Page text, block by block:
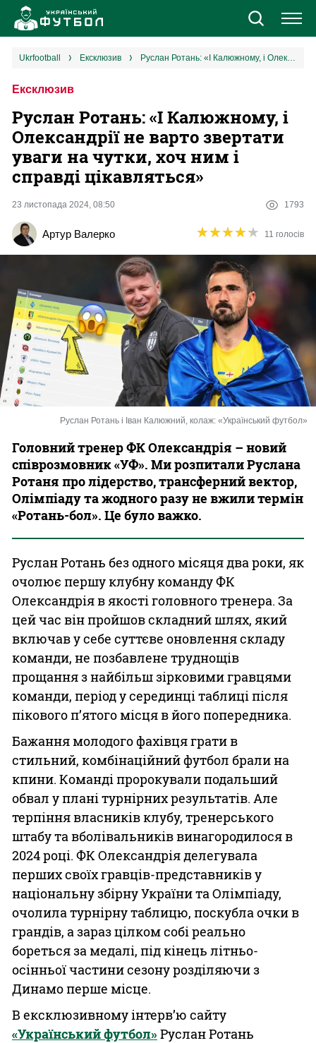
Новини
Єврокубки
УПЛ
Різне
Букмекери
Казино
ukrfootball ексклюзив Руслан Ротань: «І Калюжному, і Олександрії не варто звертати уваги на чутки, хоч ним і справді цікавляться»
Ексклюзив
Руслан Ротань: «І Калюжному, і
Олександрії не варто звертати
уваги на чутки, хоч ним і
справді цікавляться»
23 листопада 2024, 08:50 1793
Артур Валерко ★★★★★
★★★★★ 11 голосів
Руслан Ротань і Іван Калюжний, колаж: «Український футбол»
Головний тренер ФК Олександрія – новий
співрозмовник «УФ». Ми розпитали Руслана
Ротаня про лідерство, трансферний вектор,
Олімпіаду та жодного разу не вжили термін
«Ротань-бол». Це було важко.
Руслан Ротань без одного місяця два роки, як
очолює першу клубну команду ФК
Олександрія в якості головного тренера. За
цей час він пройшов складний шлях, який
включав у себе суттєве оновлення складу
команди, не позбавлене труднощів
прощання з найбільш зірковими гравцями
команди, період у серединці таблиці після
пікового п’ятого місця в його попередника.
Бажання молодого фахівця грати в
стильний, комбінаційний футбол брали на
кпини. Команді пророкували подальший
обвал у плані турнірних результатів. Але
терпіння власників клубу, тренерського
штабу та вболівальників винагородилося в
2024 році. ФК Олександрія делегувала
перших своїх гравців-представників у
національну збірну України та Олімпіаду,
очолила турнірну таблицю, поскубла очки в
грандів, а зараз цілком собі реально
бореться за медалі, під кінець літньо-
осінньої частини сезону розділяючи з
Динамо перше місце.
В ексклюзивному інтерв’ю сайту
«Український футбол»Руслан Ротань